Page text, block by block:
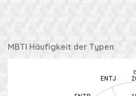
MBTI Häufigkeit der Typen